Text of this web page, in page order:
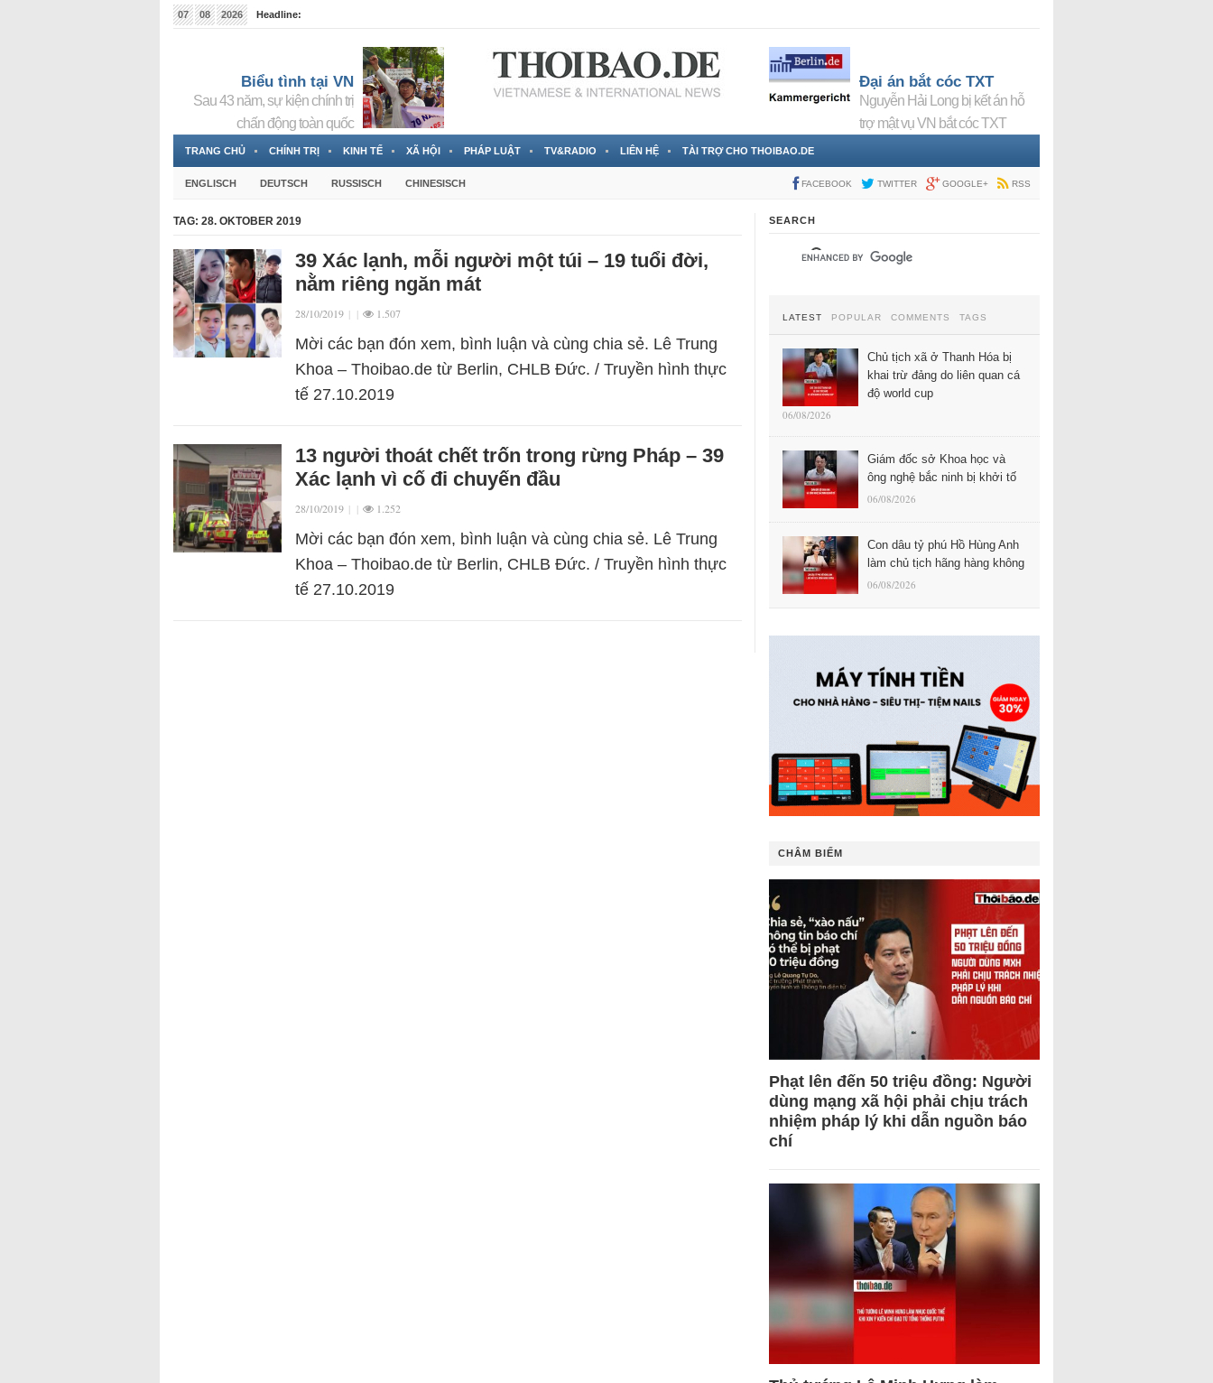
07 08 2026
Headline:
Biểu tình tại VN
Sau 43 năm, sự kiện chính trị
chấn động toàn quốc
Đại án bắt cóc TXT
Nguyễn Hải Long bị kết án hỗ
trợ mật vụ VN bắt cóc TXT
TRANG CHỦ CHÍNH TRỊ KINH TẾ XÃ HỘI PHÁP LUẬT TV&RADIO LIÊN HỆ TÀI TRỢ CHO THOIBAO.DE
ENGLISCH DEUTSCH RUSSISCH CHINESISCH FACEBOOK TWITTER GOOGLE+ RSS
TAG: 28. OKTOBER 2019
39 Xác lạnh, mỗi người một túi – 19 tuổi đời,
nằm riêng ngăn mát
28/10/2019 | | 1.507
Mời các bạn đón xem, bình luận và cùng chia sẻ. Lê Trung
Khoa – Thoibao.de từ Berlin, CHLB Đức. / Truyền hình thực
tế 27.10.2019
13 người thoát chết trốn trong rừng Pháp – 39
Xác lạnh vì cố đi chuyến đầu
28/10/2019 | | 1.252
Mời các bạn đón xem, bình luận và cùng chia sẻ. Lê Trung
Khoa – Thoibao.de từ Berlin, CHLB Đức. / Truyền hình thực
tế 27.10.2019
SEARCH
LATEST POPULAR COMMENTS TAGS
Chủ tịch xã ở Thanh Hóa bị
khai trừ đảng do liên quan cá
độ world cup
06/08/2026
Giám đốc sở Khoa học và
ông nghệ bắc ninh bị khởi tố
06/08/2026
Con dâu tỷ phú Hồ Hùng Anh
làm chủ tịch hãng hàng không
06/08/2026
CHÂM BIẾM
Phạt lên đến 50 triệu đồng: Người
dùng mạng xã hội phải chịu trách
nhiệm pháp lý khi dẫn nguồn báo
chí